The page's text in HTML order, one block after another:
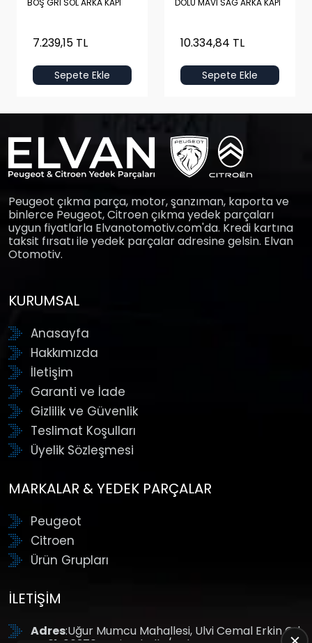
BOŞ GRİ SOL ARKA KAPI
7.239,15 TL
Sepete Ekle
DOLU MAVİ SAĞ ARKA KAPI
10.334,84 TL
Sepete Ekle
Peugeot çıkma parça, motor, şanzıman, kaporta ve
binlerce Peugeot, Citroen çıkma yedek parçaları
uygun fiyatlarla Elvanotomotiv.com'da. Kredi kartına
taksit fırsatı ile yedek parçalar adresine gelsin. Elvan
Otomotiv.
KURUMSAL
Anasayfa
Hakkımızda
İletişim
Garanti ve İade
Gizlilik ve Güvenlik
Teslimat Koşulları
Üyelik Sözleşmesi
MARKALAR & YEDEK PARÇALAR
Peugeot
Citroen
Ürün Grupları
İLETIŞIM
Adres:Uğur Mumcu Mahallesi, Ulvi Cemal Erkin Cd.